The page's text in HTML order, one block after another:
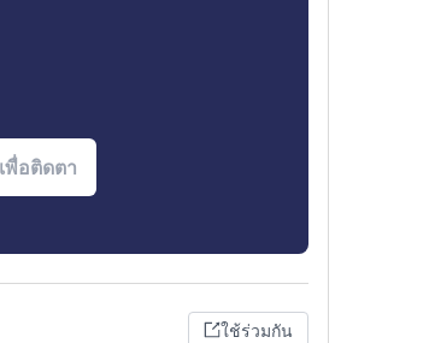
ใช้ร่วมกัน